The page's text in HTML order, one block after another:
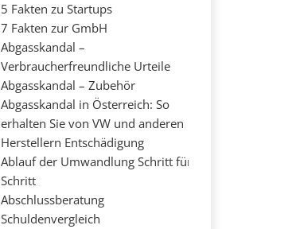
5 Fakten zu Startups
7 Fakten zur GmbH
Abgasskandal –
Verbraucherfreundliche Urteile
Abgasskandal – Zubehör
Abgasskandal in Österreich: So
erhalten Sie von VW und anderen
Herstellern Entschädigung
Ablauf der Umwandlung Schritt für
Schritt
Abschlussberatung
Schuldenvergleich